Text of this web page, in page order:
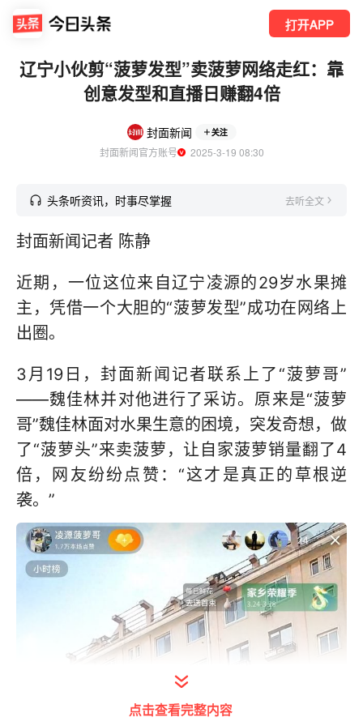
打开APP
辽宁小伙剪“菠萝发型”卖菠萝网络走红：靠
创意发型和直播日赚翻4倍
封面新闻 关注
封面新闻官方账号
  2025-3-19 08:30
头条听资讯，时事尽掌握 去听全文
封面新闻记者 陈静
近期，一位这位来自辽宁凌源的29岁水果摊
主，凭借一个大胆的“菠萝发型”成功在网络上
出圈。
3月19日，封面新闻记者联系上了“菠萝哥”
——魏佳林并对他进行了采访。原来是“菠萝
哥”魏佳林面对水果生意的困境，突发奇想，做
了“菠萝头”来卖菠萝，让自家菠萝销量翻了4
倍，网友纷纷点赞：“这才是真正的草根逆
袭。”
点击查看完整内容